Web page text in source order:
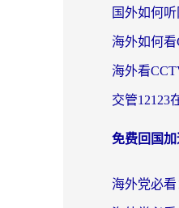
免费回国